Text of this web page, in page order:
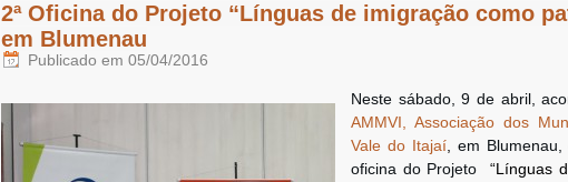
2ª Oficina do Projeto “Línguas de imigração como
em Blumenau
Publicado em 05/04/2016
Neste sábado, 9 de abril,
AMMVI, Associação dos
Vale do Itajaí,
em
oficina do Projeto
“Línguas